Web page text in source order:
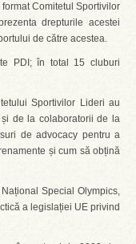
Comitetul Sportivilor
drepturile acestei
de către acestea.
PDI; în total 15 cluburi
Sportivilor Lideri au
de la colaboratorii de la
de advocacy pentru a
și cum să obțină
Special Olympics,
a legislației UE privind